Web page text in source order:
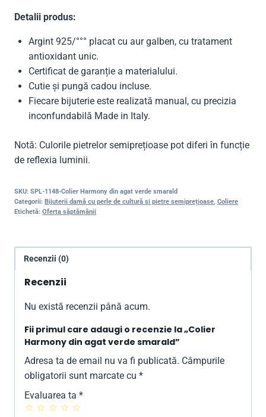
Detalii produs:
Argint 925/°°° placat cu aur galben, cu tratament
antioxidant unic.
Certificat de garanție a materialului.
Cutie și pungă cadou incluse.
Fiecare bijuterie este realizată manual, cu precizia
inconfundabilă Made in Italy.
Notă: Culorile pietrelor semiprețioase pot diferi în funcție
de reflexia luminii.
SKU: SPL-1148-Colier Harmony din agat verde smarald
Categorii: Bijuterii damă cu perle de cultură si pietre semiprețioase, Coliere
Etichetă: Oferta săptămânii
Recenzii (0)
Recenzii
Nu există recenzii până acum.
Fii primul care adaugi o recenzie la „Colier
Harmony din agat verde smarald”
Adresa ta de email nu va fi publicată. Câmpurile
obligatorii sunt marcate cu *
Evaluarea ta *